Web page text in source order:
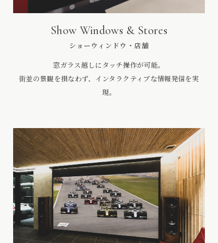
Show Windows & Stores
ショーウィンドウ・店舗
窓ガラス越しにタッチ操作が可能。
街並の景観を損なわず、インタラクティブな情報発信を実
現。